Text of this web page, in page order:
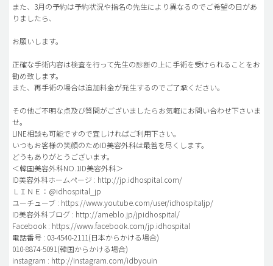
また、3月の予約は予約状況や指名の先生により異なるのでご希望の日があ
りましたら、
お願いします。
正確な手術内容は検査を行って先生の診断の上に手術を受けられることをお
勧め致します。
また、再手術の場合は追加料金が発生するのでご了承ください。
その他ご不明な点及び質問がございましたらお気軽にお問い合わせ下さいま
せ。
LINE相談も可能ですので宜しければご利用下さい。
いつもお客様の笑顔のためID美容外科は最善を尽くします。
どうもありがとうございます。
＜韓国美容外科NO.1ID美容外科＞
ID美容外科ホームページ : http://jp.idhospital.com/
ＬＩＮＥ：@idhospital_jp
ユーチューブ : https://www.youtube.com/user/idhospitaljp/
ID美容外科ブログ : http://ameblo.jp/jpidhospital/
Facebook : https://www.facebook.com/jp.idhospital
電話番号 : 03-4540-2111(日本からかける場合)
010-8874-5091(韓国からかける場合)
instagram : http://instagram.com/idbyouin